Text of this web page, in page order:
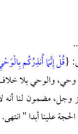
قُلْ إِنَّمَا أُنذِرُكُم
كله وحي، والوحي بلا
وجل، مضمون لنا أنه
علينا أبدا " انتهى.